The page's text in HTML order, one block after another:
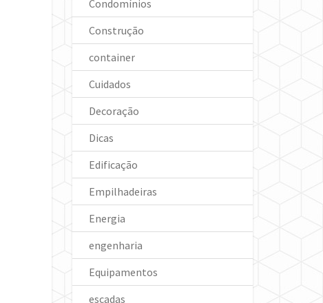
Condomínios
Construção
container
Cuidados
Decoração
Dicas
Edificação
Empilhadeiras
Energia
engenharia
Equipamentos
escadas